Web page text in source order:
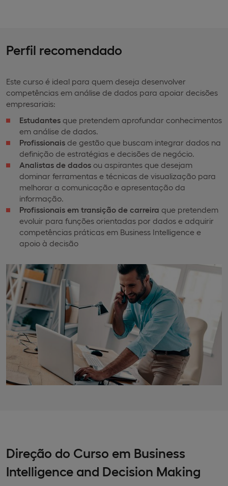
Perfil recomendado
Este curso é ideal para quem deseja desenvolver
competências em análise de dados para apoiar decisões
empresariais:
Estudantes que pretendem aprofundar conhecimentos
em análise de dados.
Profissionais de gestão que buscam integrar dados na
definição de estratégias e decisões de negócio.
Analistas de dados ou aspirantes que desejam
dominar ferramentas e técnicas de visualização para
melhorar a comunicação e apresentação da
informação.
Profissionais em transição de carreira que pretendem
evoluir para funções orientadas por dados e adquirir
competências práticas em Business Intelligence e
apoio à decisão
Direção do Curso em Business
Intelligence and Decision Making